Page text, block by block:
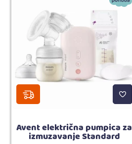
Avent električna pumpica za
izmuzavanje Standard